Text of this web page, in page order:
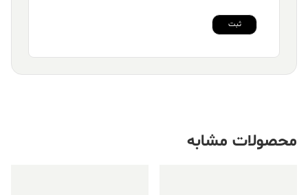
محصولات مشابه